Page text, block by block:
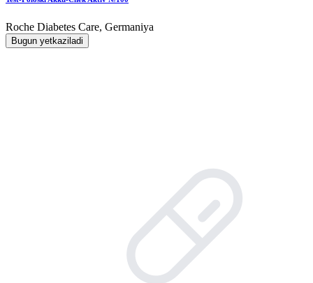
Roche Diabetes Care, Germaniya
Bugun yetkaziladi